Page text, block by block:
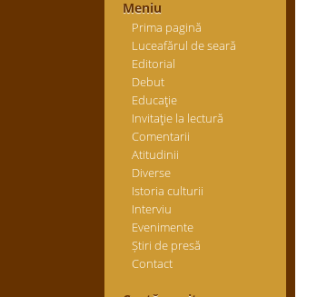
Meniu
Prima pagină
Luceafărul de seară
Editorial
Debut
Educaţie
Invitaţie la lectură
Comentarii
Atitudinii
Diverse
Istoria culturii
Interviu
Evenimente
Știri de presă
Contact